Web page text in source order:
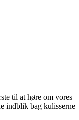
til at høre om vores
indblik bag kulisserne